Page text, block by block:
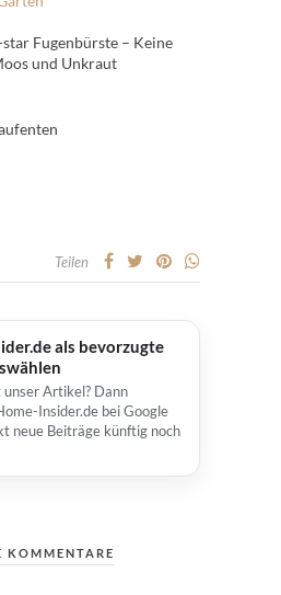
Fugenbürste – Keine
und Unkraut
Teilen
als bevorzugte
unser Artikel? Dann
Insider.de bei Google
neue Beiträge künftig noch
KOMMENTARE